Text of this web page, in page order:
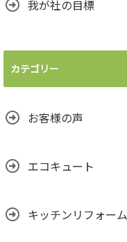
我が社の目標
カテゴリー
お客様の声
エコキュート
キッチンリフォーム